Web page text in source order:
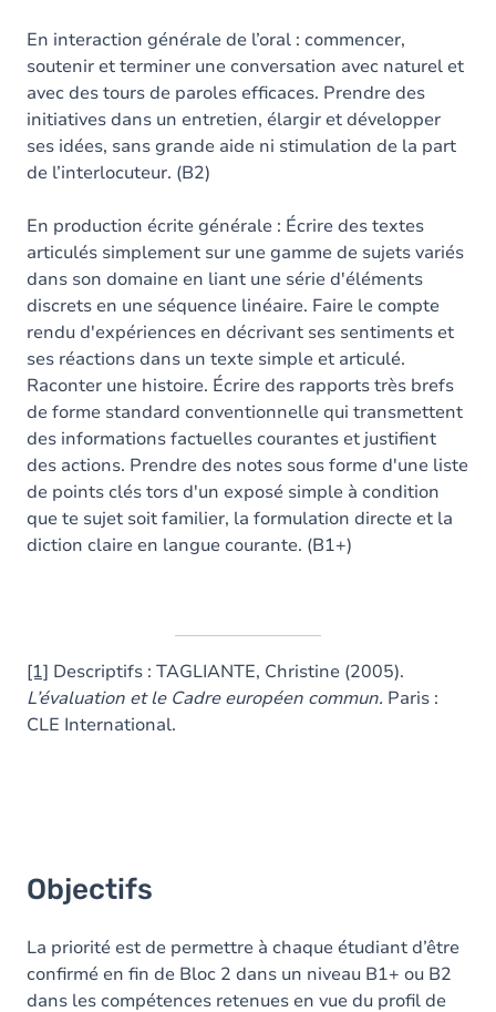
En interaction générale de l’oral : commencer,
soutenir et terminer une conversation avec naturel et
avec des tours de paroles efficaces. Prendre des
initiatives dans un entretien, élargir et développer
ses idées, sans grande aide ni stimulation de la part
de l’interlocuteur. (B2)
En production écrite générale : Écrire des textes
articulés simplement sur une gamme de sujets variés
dans son domaine en liant une série d'éléments
discrets en une séquence linéaire. Faire le compte
rendu d'expériences en décrivant ses sentiments et
ses réactions dans un texte simple et articulé.
Raconter une histoire. Écrire des rapports très brefs
de forme standard conventionnelle qui transmettent
des informations factuelles courantes et justifient
des actions. Prendre des notes sous forme d'une liste
de points clés tors d'un exposé simple à condition
que te sujet soit familier, la formulation directe et la
diction claire en langue courante. (B1+)
[1] Descriptifs : TAGLIANTE, Christine (2005).
L’évaluation et le Cadre européen commun. Paris :
CLE International.
Objectifs
La priorité est de permettre à chaque étudiant d’être
confirmé en fin de Bloc 2 dans un niveau B1+ ou B2
dans les compétences retenues en vue du profil de